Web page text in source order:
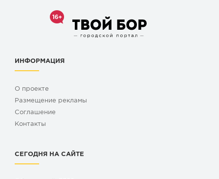
ИНФОРМАЦИЯ
О проекте
Размещение рекламы
Cоглашение
Контакты
СЕГОДНЯ НА САЙТЕ